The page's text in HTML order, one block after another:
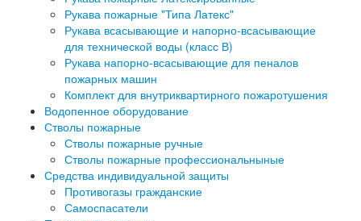
Рукава пожарные "Типа Латекс"
Рукава всасывающие и напорно-всасывающие
для технической воды (класс В)
Рукава напорно-всасывающие для пеналов
пожарных машин
Комплект для внутриквартирного пожаротушения
Водопенное оборудование
Стволы пожарные
Стволы пожарные ручные
Стволы пожарные профессиональныные
Средства индивидуальной защиты
Противогазы гражданские
Самоспасатели